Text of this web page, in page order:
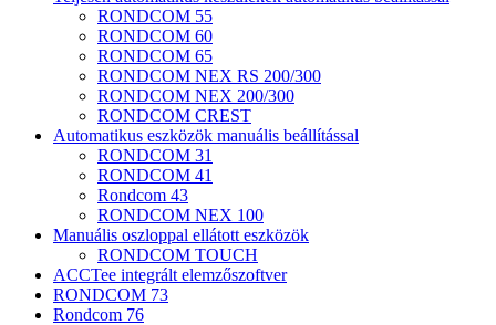
RONDCOM 55
RONDCOM 60
RONDCOM 65
RONDCOM NEX RS 200/300
RONDCOM NEX 200/300
RONDCOM CREST
Automatikus eszközök manuális beállítással
RONDCOM 31
RONDCOM 41
Rondcom 43
RONDCOM NEX 100
Manuális oszloppal ellátott eszközök
RONDCOM TOUCH
ACCTee integrált elemzőszoftver
RONDCOM 73
Rondcom 76